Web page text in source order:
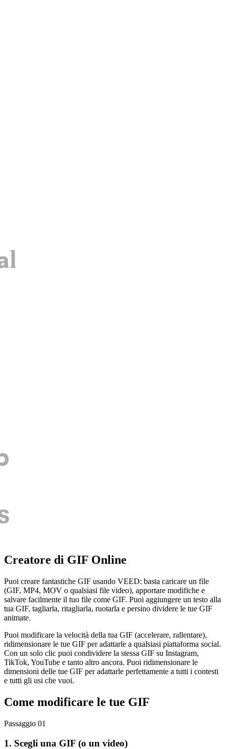
Creatore di GIF Online
Puoi creare fantastiche GIF usando VEED: basta caricare un file
(GIF, MP4, MOV o qualsiasi file video), apportare modifiche e
salvare facilmente il tuo file come GIF. Puoi aggiungere un testo alla
tua GIF, tagliarla, ritagliarla, ruotarla e persino dividere le tue GIF
animate.
Puoi modificare la velocità della tua GIF (accelerare, rallentare),
ridimensionare le tue GIF per adattarle a qualsiasi piattaforma social.
Con un solo clic puoi condividere la stessa GIF su Instagram,
TikTok, YouTube e tanto altro ancora. Puoi ridimensionare le
dimensioni delle tue GIF per adattarle perfettamente a tutti i contesti
e tutti gli usi che vuoi.
Come modificare le tue GIF
Passaggio 01
1. Scegli una GIF (o un video)